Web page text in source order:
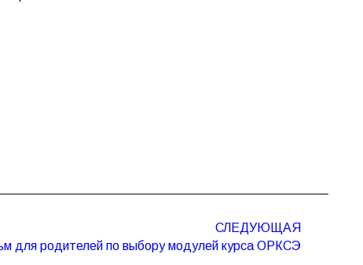
СЛЕДУЮЩАЯ
для родителей по выбору модулей курса ОРКСЭ